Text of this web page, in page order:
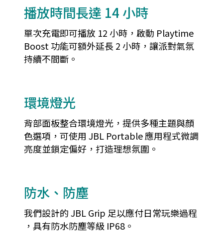
播放時間長達 14 小時
單次充電即可播放 12 小時，啟動 Playtime
Boost 功能可額外延長 2 小時，讓派對氣氛
持續不間斷。
環境燈光
背部面板整合環境燈光，提供多種主題與顏
色選項，可使用 JBL Portable 應用程式微調
亮度並鎖定偏好，打造理想氛圍。
防水、防塵
我們設計的 JBL Grip 足以應付日常玩樂過程
，具有防水防塵等級 IP68。